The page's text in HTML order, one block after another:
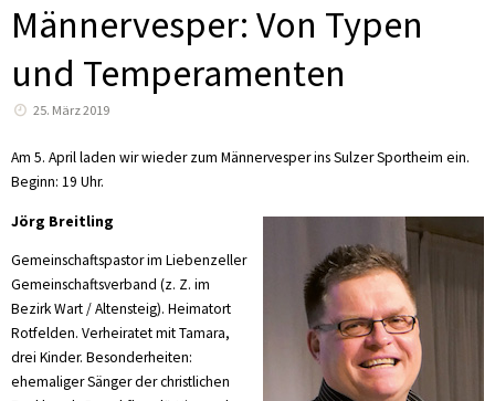
Männervesper: Von Typen
und Temperamenten
25. März 2019
Am 5. April laden wir wieder zum Männervesper ins Sulzer Sportheim ein.
Beginn: 19 Uhr.
Jörg Breitling
Gemeinschaftspastor im Liebenzeller
Gemeinschaftsverband (z. Z. im
Bezirk Wart / Altensteig). Heimatort
Rotfelden. Verheiratet mit Tamara,
drei Kinder. Besonderheiten:
ehemaliger Sänger der christlichen